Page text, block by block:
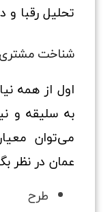
تحلیل رقبا
شناخت مشتری
اول از همه
به سلیقه و
می‌توان
عمان در نظر
طرح